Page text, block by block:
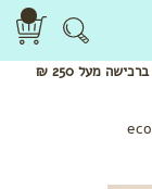
ברכישה מעל 250 ₪